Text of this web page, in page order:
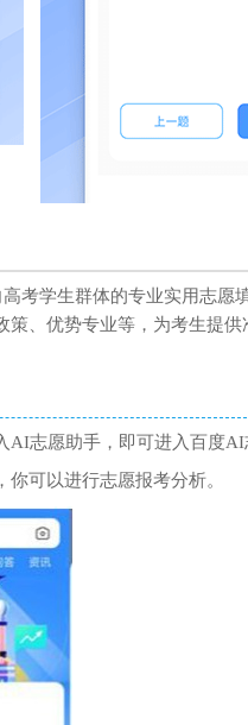
考学生群体的专业实用志
策、优势专业等，为考生提
志愿助手，即可进入百度AI
可以进行志愿报考分析。